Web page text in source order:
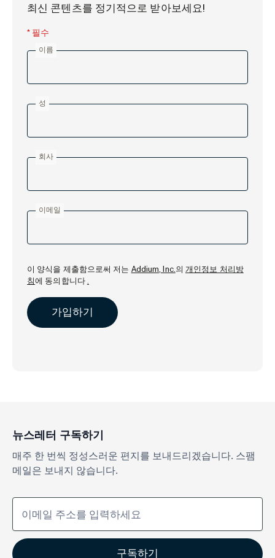
최신 콘텐츠를 정기적으로 받아보세요!
* 필수
이름
성
회사
이메일
이 양식을 제출함으로써 저는 Addium, Inc.의개인정보 처리방
침에 동의합니다.
뉴스레터 구독하기
매주 한 번씩 정성스러운 편지를 보내드리겠습니다. 스팸
메일은 보내지 않습니다.